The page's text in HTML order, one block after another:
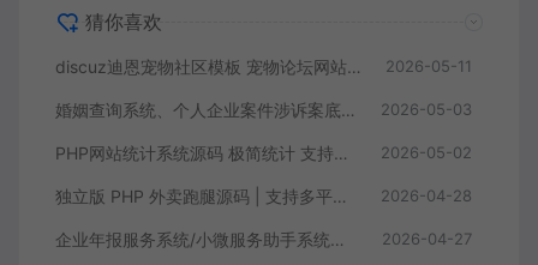
猜你喜欢
discuz迪恩宠物社区模板 宠物论坛网站源码 2026-05-11
婚姻查询系统、个人企业案件涉诉案底查询系统网站源码 2026-05-03
PHP网站统计系统源码 极简统计 支持本地部署 2026-05-02
独立版 PHP 外卖跑腿源码 | 支持多平台配送对接 + 店内点餐全功能 2026-04-28
企业年报服务系统/小微服务助手系统电销年报系统企业年审企业申请管理 2026-04-27